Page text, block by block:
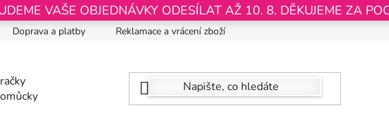
VAŠE OBJEDNÁVKY ODESÍLAT AŽ 10. 8. DĚKUJEME ZA
Doprava a platby Reklamace a vrácení zboží